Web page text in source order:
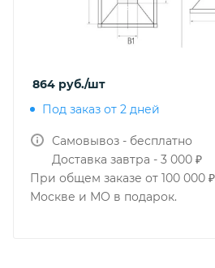
864 руб./шт
Под заказ от 2 дней
Самовывоз - бесплатно
Доставка завтра - 3 000 ₽
При общем заказе от 100 000
Москве и МО в подарок.